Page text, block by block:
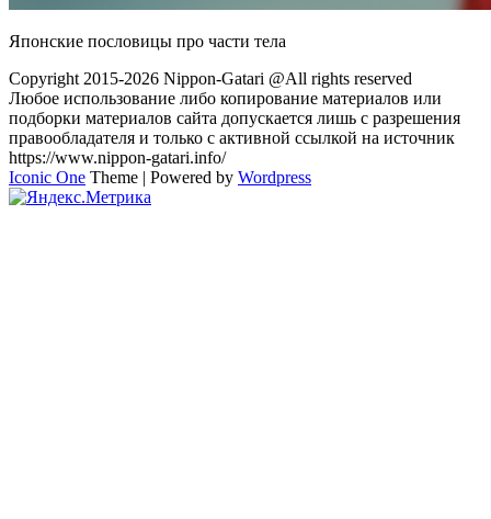
Японские пословицы про части тела
Copyright 2015-2026 Nippon-Gatari @All rights reserved
Любое использование либо копирование материалов или
подборки материалов сайта допускается лишь с разрешения
правообладателя и только с активной ссылкой на источник
https://www.nippon-gatari.info/
Iconic One Theme | Powered by Wordpress